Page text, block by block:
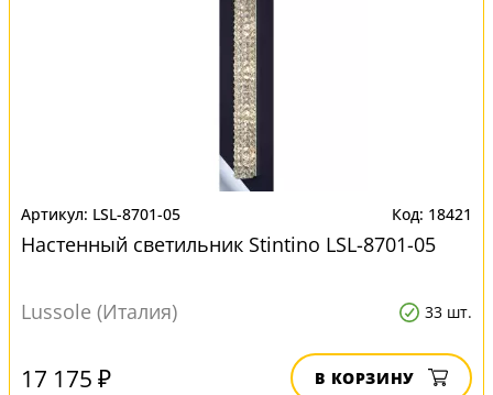
LSL-8701-05 18421
Настенный светильник Stintino LSL-8701-05
Lussole (Италия) 33 шт.
17 175 ₽ В КОРЗИНУ